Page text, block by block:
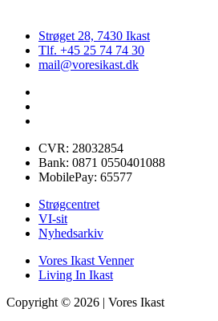
Strøget 28, 7430 Ikast
Tlf. +45 25 74 74 30
mail@voresikast.dk
CVR: 28032854
Bank: 0871 0550401088
MobilePay: 65577
Strøgcentret
VI-sit
Nyhedsarkiv
Vores Ikast Venner
Living In Ikast
Copyright © 2026 | Vores Ikast